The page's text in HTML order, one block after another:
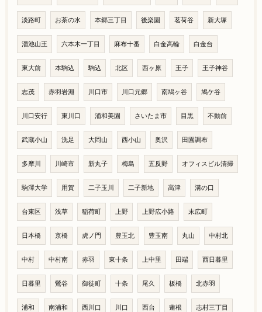
淡路町 お茶の水 本郷三丁目 後楽園 茗荷谷 新大塚
溜池山王 六本木一丁目 麻布十番 白金高輪 白金台
東大前 本駒込 駒込 北区 西ヶ原 王子 王子神谷
志茂 赤羽岩淵 川口市 川口元郷 南鳩ヶ谷 鳩ケ谷
川口安行 東川口 浦和美園 さいたま市 目黒 不動前
武蔵小山 洗足 大岡山 西小山 奥沢 田園調布
多摩川 川崎市 新丸子 梅島 五反野 オフィスビル清掃
駒澤大学 用賀 二子玉川 二子新地 高津 溝の口
台東区 浅草 稲荷町 上野 上野広小路 末広町
日本橋 京橋 虎ノ門 豊玉北 豊玉南 丸山 中村北
中村 中村南 赤羽 東十条 上中里 田端 西日暮里
日暮里 鶯谷 御徒町 十条 尾久 板橋 北赤羽
浦和 南浦和 西川口 川口 西台 蓮根 志村三丁目